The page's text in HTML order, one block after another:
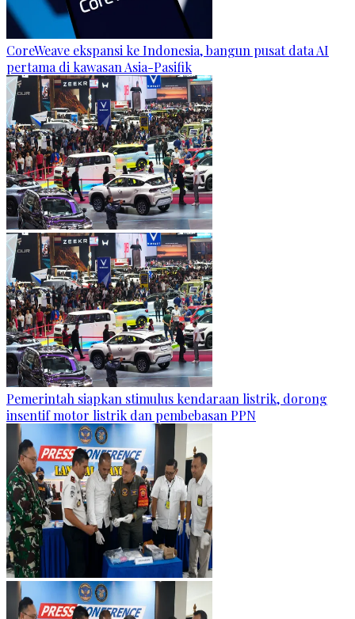
CoreWeave ekspansi ke Indonesia, bangun pusat data AI
pertama di kawasan Asia-Pasifik
Pemerintah siapkan stimulus kendaraan listrik, dorong
insentif motor listrik dan pembebasan PPN